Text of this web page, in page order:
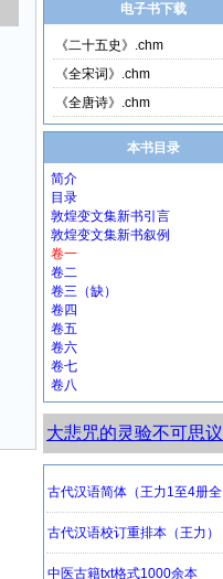
电子书下载
《二十五史》.chm
《全宋词》.chm
《全唐诗》.chm
本书目录
简介
目录
敦煌变文集新书引言
敦煌变文集新书叙例
卷一
卷二
卷三（缺）
卷四
卷五
卷六
卷七
卷八
大悲咒的灵验不可思议